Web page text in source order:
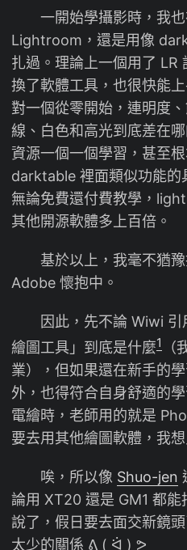
一開始學攝影時，我也
Lightroom，還是用像
扎過。理論上一個用了 LR
換了軟體工具，也很快能
對一個從零開始，連明度
線、白色和高光到底差在
資源一個一個學習，甚至
darktable 裡面類似功能的
無論免費還付費教學，
其他開源軟體多上百倍。
基於以上，我毫不猶豫
Adobe 懷抱中。
因此，先不論 Wiwi 引
繪圖工具」到底是什麼1
業），但如果還在新手的
外，也得符合自身舒適的
電繪時，老師用的就是
要去用其他繪圖軟體，我
唉，所以像 Shuo-jen
論用 XT20 還是 GM1 都
說了，假日要去面交新鏡
太少的關係 ᕕ ( ᐛ ) ᕗ